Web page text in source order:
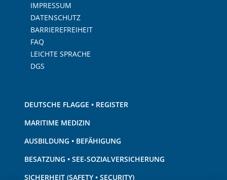
IMPRESSUM
DATENSCHUTZ
BARRIEREFREIHEIT
FAQ
LEICHTE SPRACHE
DGS
DEUTSCHE FLAGGE • REGISTER
MARITIME MEDIZIN
AUSBILDUNG • BEFÄHIGUNG
BESATZUNG • SEE-SOZIALVERSICHERUNG
SICHERHEIT (SAFETY • SECURITY)